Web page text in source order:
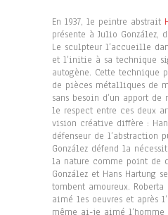
En 1937, le peintre abstrait
présente à Julio González,
Le sculpteur l’accueille
et l’initie à sa technique
autogène. Cette technique
de pièces métalliques de
sans besoin d’un apport
le respect entre ces deux
vision créative diffère :
défenseur de l’abstraction
González défend la
la nature comme point de
González et Hans Hartung
tombent amoureux. Roberta
aimé les oeuvres et après
même ai-je aimé